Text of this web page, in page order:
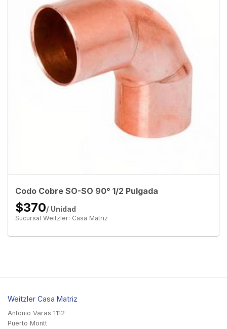
Codo Cobre SO-SO 90° 1/2 Pulgada
$370/ Unidad
Sucursal Weitzler: Casa Matriz
Weitzler Casa Matriz
Antonio Varas 1112
Puerto Montt